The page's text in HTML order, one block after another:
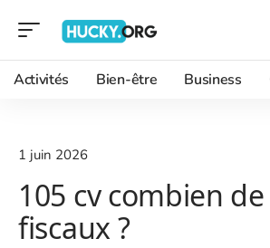
Activités Bien-être Business
1 juin 2026
105 cv combien
fiscaux ?